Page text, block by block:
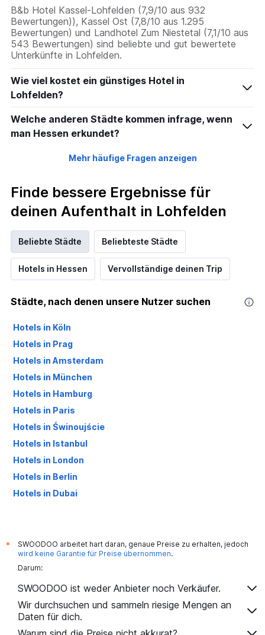
B&b Hotel Kassel-Lohfelden (7,9/10 aus 932
Bewertungen)), Kassel Ost (7,8/10 aus 1.295
Bewertungen) und Landhotel Zum Niestetal (7,1/10 aus
543 Bewertungen) sind beliebte und gut bewertete
Unterkünfte in Lohfelden.
Wie viel kostet ein günstiges Hotel in
Lohfelden?
Welche anderen Städte kommen infrage, wenn
man Hessen erkundet?
Mehr häufige Fragen anzeigen
Finde bessere Ergebnisse für
deinen Aufenthalt in Lohfelden
Beliebte Städte Beliebteste Städte
Hotels in Hessen Vervollständige deinen Trip
Städte, nach denen unsere Nutzer suchen
Hotels in Köln
Hotels in Prag
Hotels in Amsterdam
Hotels in München
Hotels in Hamburg
Hotels in Paris
Hotels in Świnoujście
Hotels in Istanbul
Hotels in London
Hotels in Berlin
Hotels in Dubai
*
SWOODOO arbeitet hart daran, genaue Preise zu erhalten, jedoch
wird keine Garantie für Preise übernommen.
Darum:
SWOODOO ist weder Anbieter noch Verkäufer.
Wir durchsuchen und sammeln riesige Mengen an
Daten für dich.